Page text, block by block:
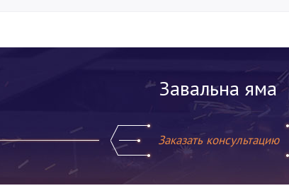
Завальна яма
Заказать консультацию